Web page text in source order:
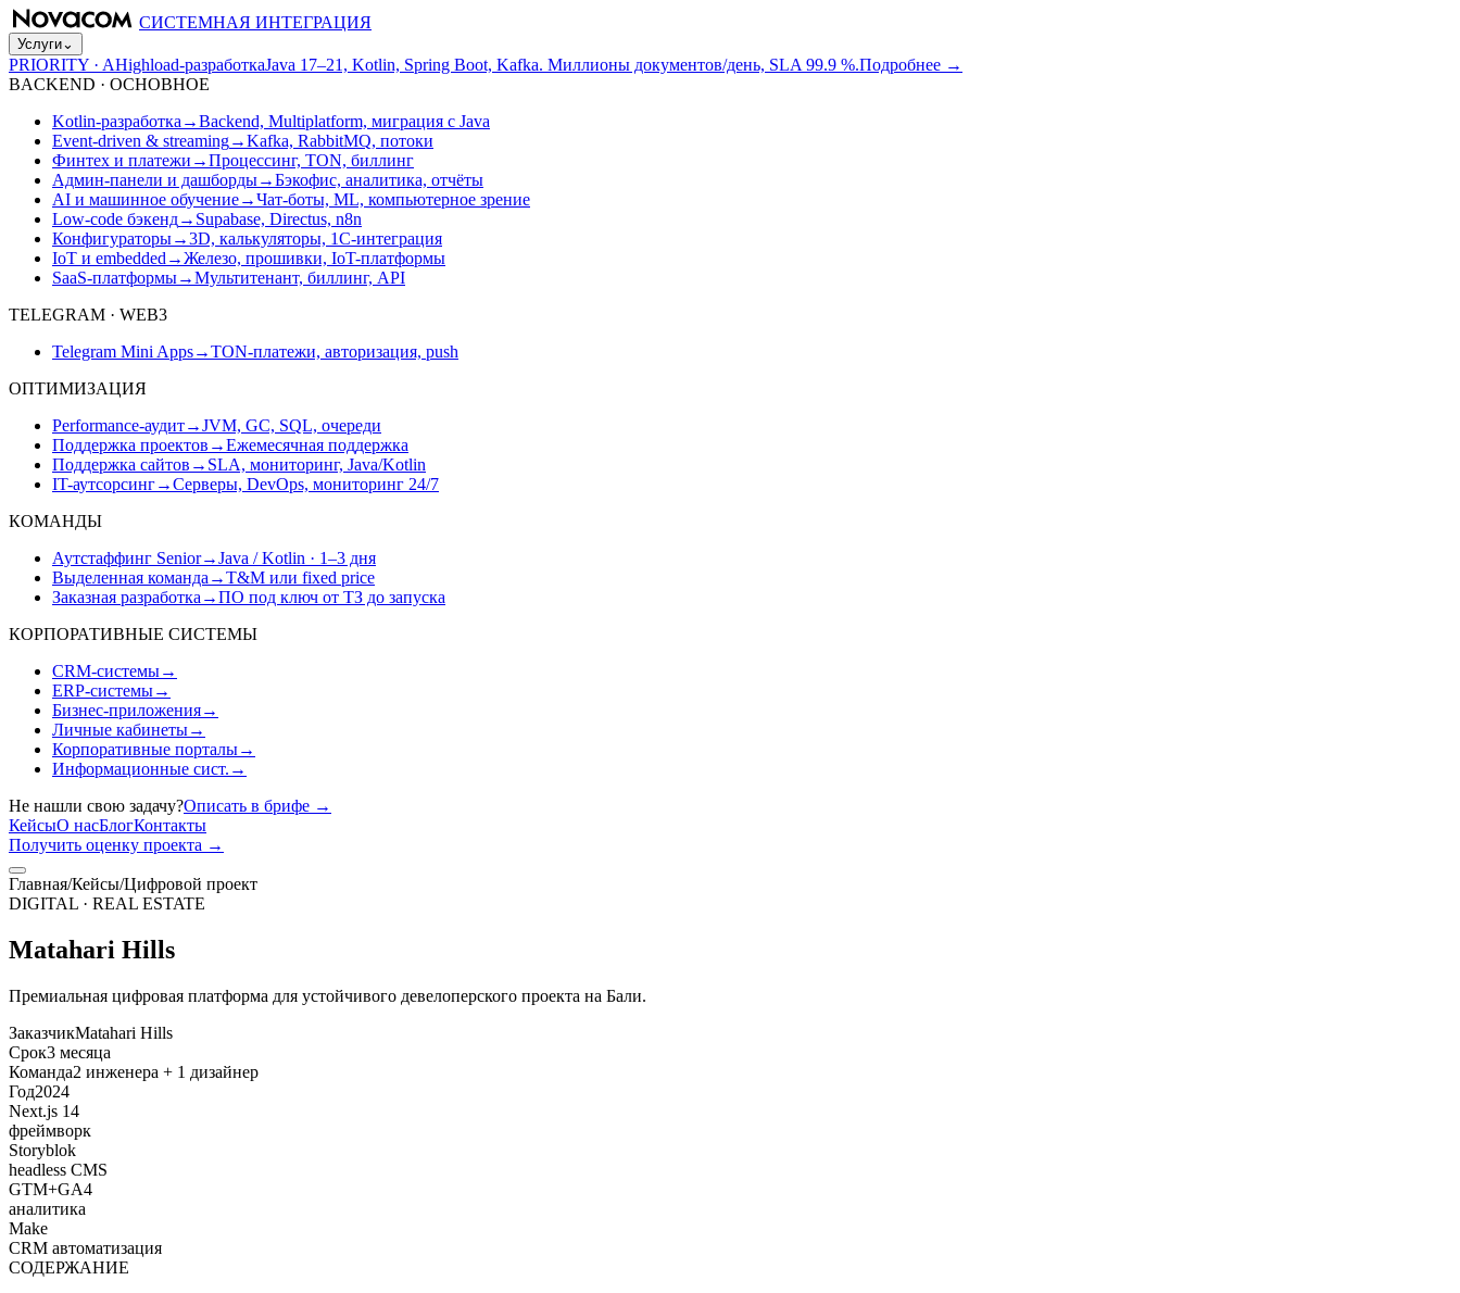
СИСТЕМНАЯ ИНТЕГРАЦИЯ
Услуги⌄
PRIORITY · AHighload-разработкаJava 17–21, Kotlin, Spring Boot, Kafka. Миллионы документов/день, SLA 99.9 %.Подробнее →
BACKEND · ОСНОВНОЕ
Kotlin-разработка →Backend, Multiplatform, миграция с Java
Event-driven & streaming→Kafka, RabbitMQ, потоки
Финтех и платежи →Процессинг, TON, биллинг
Админ-панели и дашборды→Бэкофис, аналитика, отчёты
AI и машинное обучение→Чат-боты, ML, компьютерное зрение
Low-code бэкенд→ Supabase, Directus, n8n
Конфигураторы→3D, калькуляторы, 1С-интеграция
IoT и embedded →Железо, прошивки, IoT-платформы
SaaS-платформы→Мультитенант, биллинг, API
TELEGRAM · WEB3
Telegram Mini Apps→TON-платежи, авторизация, push
ОПТИМИЗАЦИЯ
Performance-аудит→JVM, GC, SQL, очереди
Поддержка проектов →Ежемесячная поддержка
Поддержка сайтов → SLA, мониторинг, Java/Kotlin
IT-аутсорсинг→Серверы, DevOps, мониторинг 24/7
КОМАНДЫ
Аутстаффинг Senior→Java / Kotlin · 1–3 дня
Выделенная команда →T&M или fixed price
Заказная разработка →ПО под ключ от ТЗ до запуска
КОРПОРАТИВНЫЕ СИСТЕМЫ
CRM-системы→
ERP-системы→
Бизнес-приложения→
Личные кабинеты→
Корпоративные порталы→
Информационные сист. →
Не нашли свою задачу?Описать в брифе →
КейсыО насБлогКонтакты
Получить оценку проекта →
Главная/Кейсы/Цифровой проект
DIGITAL · REAL ESTATE
Matahari Hills
Премиальная цифровая платформа для устойчивого девелоперского проекта на Бали.
ЗаказчикMatahari Hills
Срок3 месяца
Команда2 инженера + 1 дизайнер
Год2024
Next.js 14
фреймворк
Storyblok
headless CMS
GTM+GA4
аналитика
Make
CRM автоматизация
СОДЕРЖАНИЕ